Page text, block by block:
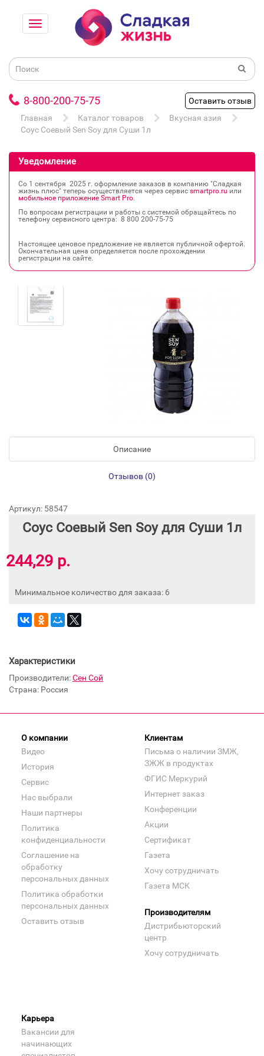
8-800-200-75-75
Оставить отзыв
Главная
Каталог товаров
Вкусная азия
Соус Соевый Sen Soy для Суши 1л
Уведомление
Со 1 сентября 2025 г. оформление заказов в компанию "Сладкая
жизнь плюс" теперь осуществляется через сервис smartpro.ru или
мобильное приложение Smart Pro.
По вопросам регистрации и работы с системой обращайтесь по
телефону сервисного центра: 8 800 200‐75‐75
Настоящее ценовое предложение не является публичной офертой.
Окончательная цена определяется после прохождении
регистрации на сайте.
Описание
Отзывов (0)
Артикул: 58547
Соус Соевый Sen Soy для Суши 1л
244,29 р.
Минимальное количество для заказа: 6
Характеристики
Производители:Сен Сой
Страна: Россия
О компании
Видео
История
Сервис
Нас выбрали
Наши партнеры
Политика
конфиденциальности
Соглашение на
обработку
персональных данных
Политика обработки
персональных данных
Оставить отзыв
Клиентам
Письма о наличии ЗМЖ,
ЗЖЖ в продуктах
ФГИС Меркурий
Интернет заказ
Конференции
Акции
Сертификат
Газета
Хочу сотрудничать
Газета МСК
Производителям
Дистрибьюторский
центр
Хочу сотрудничать
Карьера
Вакансии для
начинающих